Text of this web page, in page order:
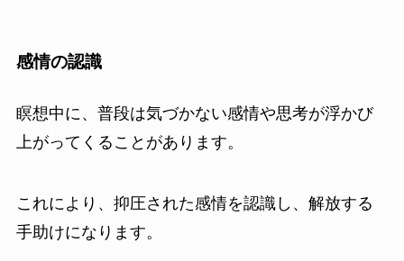
感情の認識
瞑想中に、普段は気づかない感情や思考が浮かび
上がってくることがあります。
これにより、抑圧された感情を認識し、解放する
手助けになります。